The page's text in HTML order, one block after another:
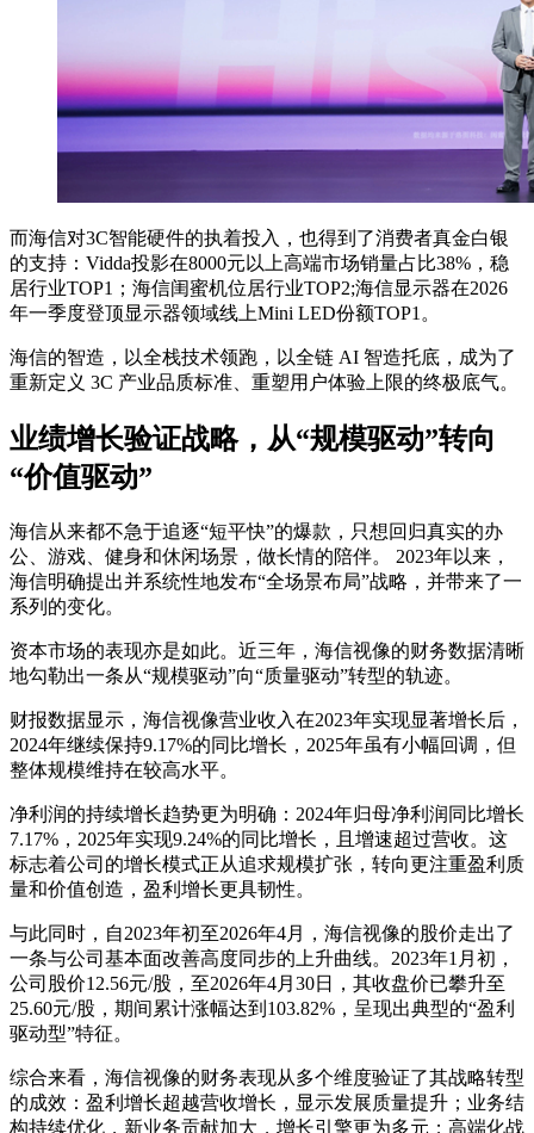
而海信对3C智能硬件的执着投入，也得到了消费者真金白银
的支持：Vidda投影在8000元以上高端市场销量占比38%，稳
居行业TOP1；海信闺蜜机位居行业TOP2;海信显示器在2026
年一季度登顶显示器领域线上Mini LED份额TOP1。
海信的智造，以全栈技术领跑，以全链 AI 智造托底，成为了
重新定义 3C 产业品质标准、重塑用户体验上限的终极底气。
业绩增长验证战略，从“规模驱动”转向
“价值驱动”
海信从来都不急于追逐“短平快”的爆款，只想回归真实的办
公、游戏、健身和休闲场景，做长情的陪伴。 2023年以来，
海信明确提出并系统性地发布“全场景布局”战略，并带来了一
系列的变化。
资本市场的表现亦是如此。近三年，海信视像的财务数据清晰
地勾勒出一条从“规模驱动”向“质量驱动”转型的轨迹。
财报数据显示，海信视像营业收入在2023年实现显著增长后，
2024年继续保持9.17%的同比增长，2025年虽有小幅回调，但
整体规模维持在较高水平。
净利润的持续增长趋势更为明确：2024年归母净利润同比增长
7.17%，2025年实现9.24%的同比增长，且增速超过营收。这
标志着公司的增长模式正从追求规模扩张，转向更注重盈利质
量和价值创造，盈利增长更具韧性。
与此同时，自2023年初至2026年4月，海信视像的股价走出了
一条与公司基本面改善高度同步的上升曲线。2023年1月初，
公司股价12.56元/股，至2026年4月30日，其收盘价已攀升至
25.60元/股，期间累计涨幅达到103.82%，呈现出典型的“盈利
驱动型”特征。
综合来看，海信视像的财务表现从多个维度验证了其战略转型
的成效：盈利增长超越营收增长，显示发展质量提升；业务结
构持续优化，新业务贡献加大，增长引擎更为多元；高端化战